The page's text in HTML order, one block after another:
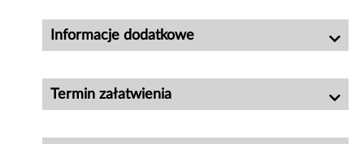
Informacje dodatkowe
Termin załatwienia